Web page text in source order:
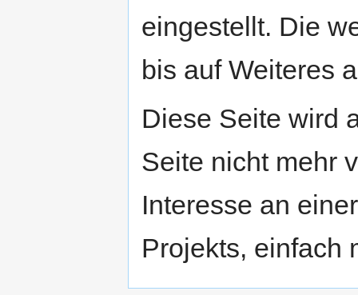
eingestellt. Die
bis auf Weiteres
Diese Seite wird
Seite nicht mehr
Interesse an
Projekts, einfach